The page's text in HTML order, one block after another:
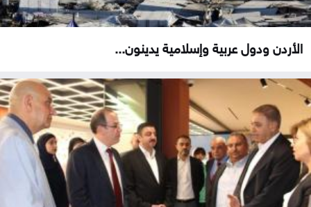
الأردن ودول عربية وإسلامية يدينون...